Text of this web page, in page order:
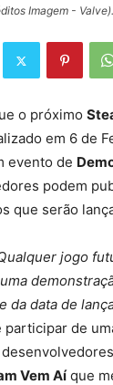
Imagem - Valve).
o próximo
em 6 de
evento de
podem
que serão
jogo
da data de
participar de
Vem Aíque